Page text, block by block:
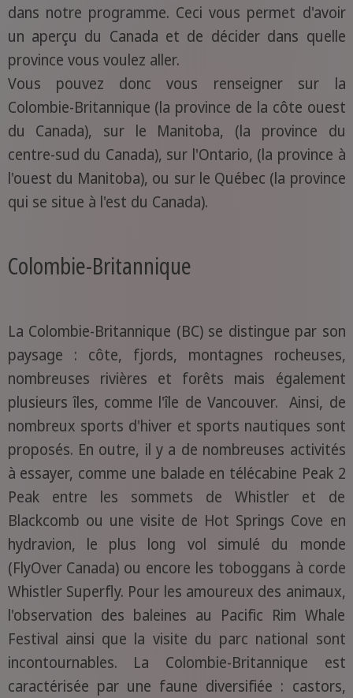
dans notre programme. Ceci vous permet d'avoir
un aperçu du Canada et de décider dans quelle
province vous voulez aller.
Vous pouvez donc vous renseigner sur la
Colombie-Britannique (la province de la côte ouest
du Canada), sur le Manitoba, (la province du
centre-sud du Canada), sur l'Ontario, (la province à
l'ouest du Manitoba), ou sur le Québec (la province
qui se situe à l'est du Canada).
Colombie-Britannique
La Colombie-Britannique (BC) se distingue par son
paysage : côte, fjords, montagnes rocheuses,
nombreuses rivières et forêts mais également
plusieurs îles, comme l'île de Vancouver. Ainsi, de
nombreux sports d'hiver et sports nautiques sont
proposés. En outre, il y a de nombreuses activités
à essayer, comme une balade en télécabine Peak 2
Peak entre les sommets de Whistler et de
Blackcomb ou une visite de Hot Springs Cove en
hydravion, le plus long vol simulé du monde
(FlyOver Canada) ou encore les toboggans à corde
Whistler Superfly. Pour les amoureux des animaux,
l'observation des baleines au Pacific Rim Whale
Festival ainsi que la visite du parc national sont
incontournables. La Colombie-Britannique est
caractérisée par une faune diversifiée : castors,